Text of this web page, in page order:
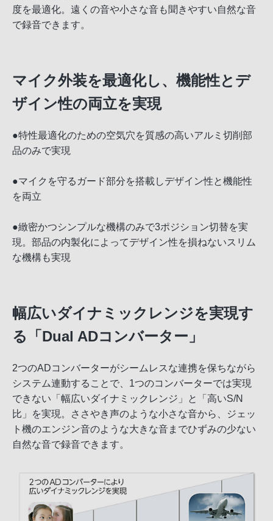
度を最適化。遠くの音や小さな音も聞きやすい自然な音
で録音できます。
マイク外装を最適化し、機能性とデ
ザイン性の両立を実現
●特性最適化のための空気穴を質感の高いアルミ切削部
品のみで実現
●マイクを守るガード部分を搭載しデザイン性と機能性
を両立
●緻密かつシンプルな機構のみで3ポジション切替を実
現。部品の内製化によってデザイン性を損ねないスリム
な機構も実現
幅広いダイナミックレンジを実現す
る「Dual ADコンバーター」
2つのADコンバーターがシームレスな連携を保ちながら
システム連動することで、1つのコンバーターでは実現
できない「幅広いダイナミックレンジ」と「高いS/N
比」を実現。ささやき声のような小さな音から、ジェッ
ト機のエンジン音のような大きな音までひずみの少ない
自然な音で録音できます。